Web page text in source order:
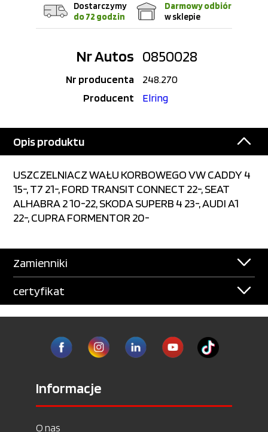
Dostarczymy
do 72 godzin
Darmowy odbiór
w sklepie
Nr Autos 0850028
Nr producenta
248.270
Producent
Elring
Opis produktu
USZCZELNIACZ WAŁU KORBOWEGO VW CADDY 4
15-, T7 21-, FORD TRANSIT CONNECT 22-, SEAT
ALHABRA 2 10-22, SKODA SUPERB 4 23-, AUDI A1
22-, CUPRA FORMENTOR 20-
Zamienniki
certyfikat
Informacje
O nas